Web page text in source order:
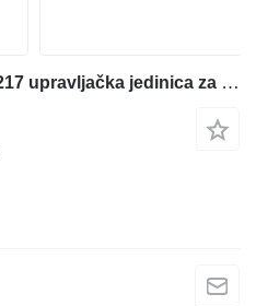
Caterpillar 3423320 - 4336217 upravljačka jedinica za Caterpillar 320E 323E 324E 336E 329E 349E bagera